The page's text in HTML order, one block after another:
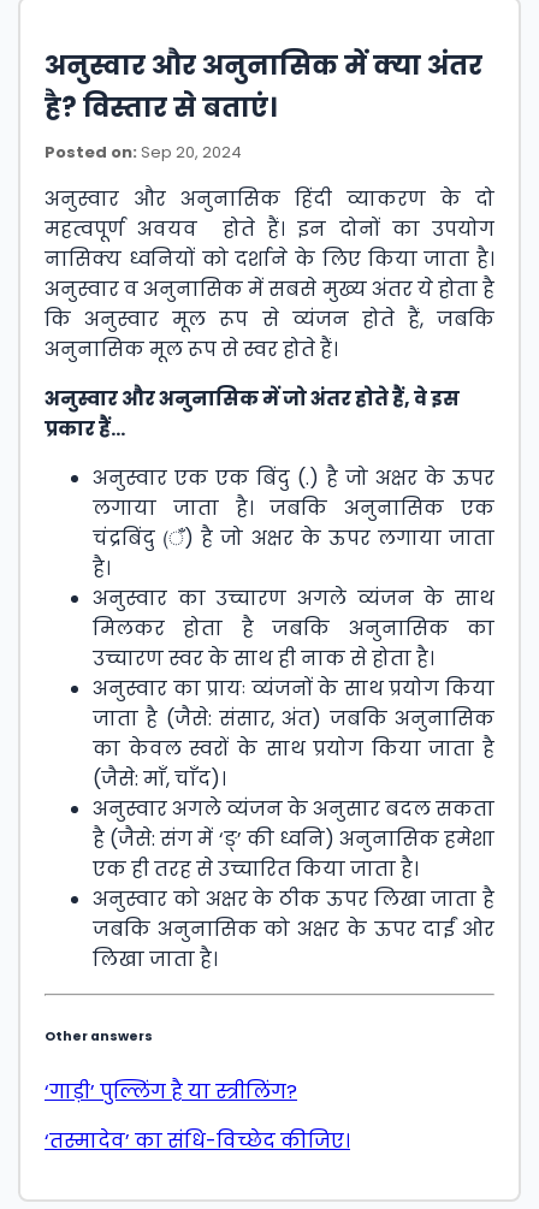
अनुस्वार और अनुनासिक में क्या अंतर
है? विस्तार से बताएं।
Posted on: Sep 20, 2024
अनुस्वार और अनुनासिक हिंदी व्याकरण के दो
महत्वपूर्ण अवयव होते हैं। इन दोनों का उपयोग
नासिक्य ध्वनियों को दर्शाने के लिए किया जाता है।
अनुस्वार व अनुनासिक में सबसे मुख्य अंतर ये होता है
कि अनुस्वार मूल रूप से व्यंजन होते हैं, जबकि
अनुनासिक मूल रूप से स्वर होते हैं।
अनुस्वार और अनुनासिक में जो अंतर होते हैं, वे इस
प्रकार हैं…
अनुस्वार एक एक बिंदु (.) है जो अक्षर के ऊपर
लगाया जाता है। जबकि अनुनासिक एक
चंद्रबिंदु (ँ) है जो अक्षर के ऊपर लगाया जाता
है।
अनुस्वार का उच्चारण अगले व्यंजन के साथ
मिलकर होता है जबकि अनुनासिक का
उच्चारण स्वर के साथ ही नाक से होता है।
अनुस्वार का प्रायः व्यंजनों के साथ प्रयोग किया
जाता है (जैसे: संसार, अंत) जबकि अनुनासिक
का केवल स्वरों के साथ प्रयोग किया जाता है
(जैसे: माँ, चाँद)।
अनुस्वार अगले व्यंजन के अनुसार बदल सकता
है (जैसे: संग में ‘ङ्’ की ध्वनि) अनुनासिक हमेशा
एक ही तरह से उच्चारित किया जाता है।
अनुस्वार को अक्षर के ठीक ऊपर लिखा जाता है
जबकि अनुनासिक को अक्षर के ऊपर दाईं ओर
लिखा जाता है।
Other answers
‘गाड़ी’ पुल्लिंग है या स्त्रीलिंग?
‘तस्मादेव’ का संधि-विच्छेद कीजिए।